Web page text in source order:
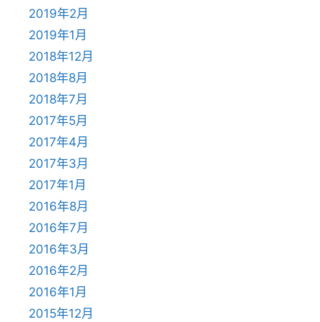
2019年2月
2019年1月
2018年12月
2018年8月
2018年7月
2017年5月
2017年4月
2017年3月
2017年1月
2016年8月
2016年7月
2016年3月
2016年2月
2016年1月
2015年12月